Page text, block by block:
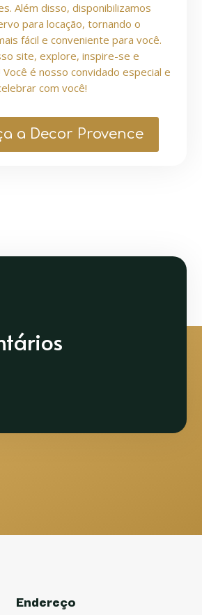
Além disso, disponibilizamos
para locação, tornando o
fácil e conveniente para você.
site, explore, inspire-se e
é nosso convidado especial e
com você!
a Decor Provence
Endereço